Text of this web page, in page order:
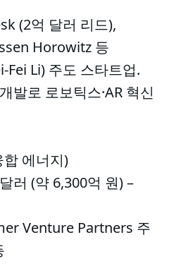
(2억 달러 리드),
Horowitz 등
Fei Li) 주도 스타트업.
발로 로보틱스·AR 혁신
에너지)
러 (약 6,300억 원) –
Venture Partners 주